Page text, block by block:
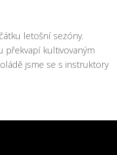
letošní sezóny.
překvapí kultivovaným
jsme se s instruktory